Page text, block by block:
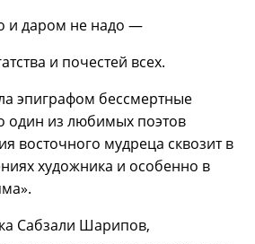
и даром не надо —
и почестей всех.
эпиграфом бессмертные
один из любимых поэтов
восточного мудреца сквозит в
художника и особенно в
Сабзали Шарипов,